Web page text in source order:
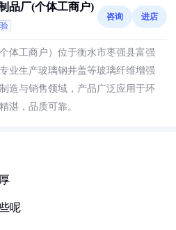
品厂(个体工商户)
咨询 进店
体工商户）位于衡水市枣强县富强
业生产玻璃钢井盖等玻璃纤维增强
造与销售领域，产品广泛应用于环
湛，品质可靠。
呢